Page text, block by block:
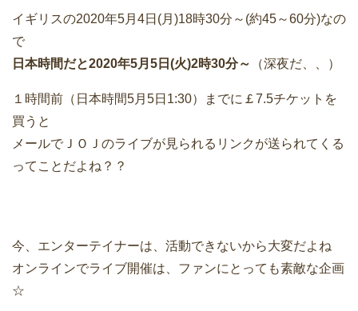
イギリスの2020年5月4日(月)18時30分～(約45～60分)なの
で
日本時間だと2020年5月5日(火)2時30分～
（深夜だ、、）
１時間前（日本時間5月5日1:30）までに￡7.5チケットを
買うと
メールでＪＯＪのライブが見られるリンクが送られてくる
ってことだよね？？
今、エンターテイナーは、活動できないから大変だよね
オンラインでライブ開催は、ファンにとっても素敵な企画
☆